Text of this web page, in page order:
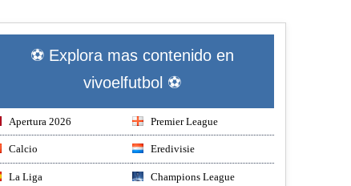
⚽ Explora mas contenido en
vivoelfutbol ⚽
Apertura 2026 Premier League
Calcio Eredivisie
La Liga Champions League